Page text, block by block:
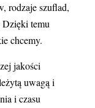
rodzaje szuflad,
Dzięki temu
chcemy.
jakości
uwagą i
i czasu